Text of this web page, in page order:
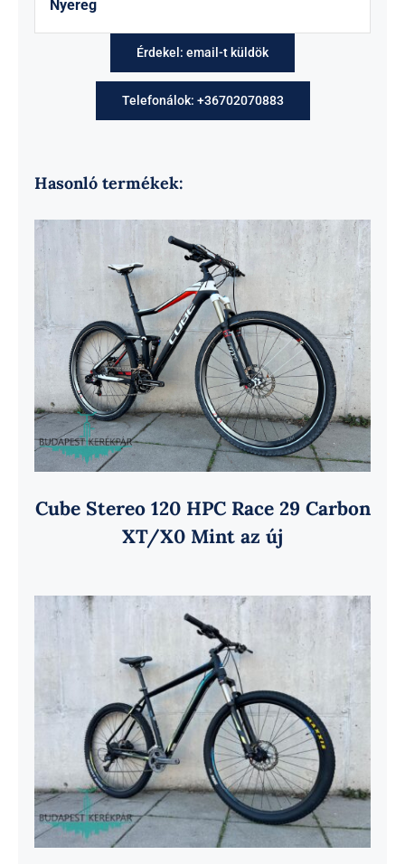
Nyereg
Érdekel: email-t küldök
Telefonálok: +36702070883
Hasonló termékek:
Cube Stereo 120 HPC Race 29 Carbon
XT/X0 Mint az új